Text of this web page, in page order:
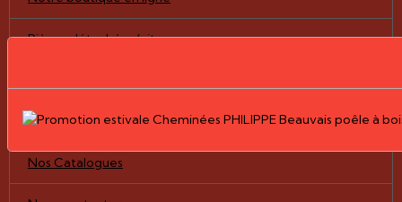
Pièces détachées/vitres
Le Groupe PHILIPPE
Nos Catalogues